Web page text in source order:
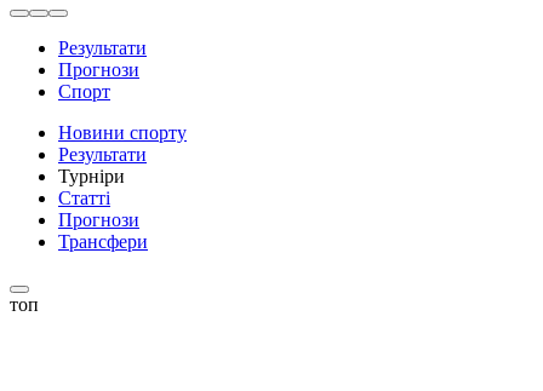
Результати
Прогнози
Спорт
Новини спорту
Результати
Турніри
Статті
Прогнози
Трансфери
топ